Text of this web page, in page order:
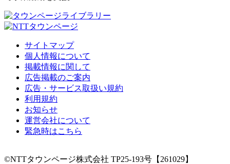
サイトマップ
個人情報について
掲載情報に関して
広告掲載のご案内
広告・サービス取扱い規約
利用規約
お知らせ
運営会社について
緊急時はこちら
©NTTタウンページ株式会社 TP25-193号【261029】